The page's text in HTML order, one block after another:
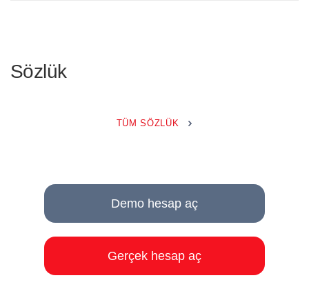
Sözlük
TÜM SÖZLÜK
Demo hesap aç
Gerçek hesap aç